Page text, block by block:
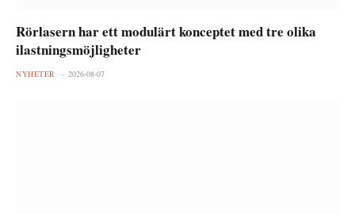
Rörlasern har ett modulärt konceptet med tre olika
ilastningsmöjligheter
NYHETER 2026-08-07